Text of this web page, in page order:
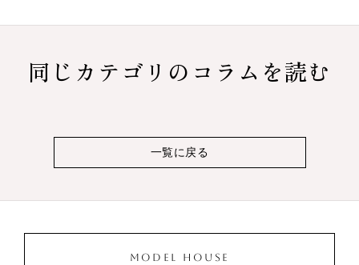
同じカテゴリのコラムを読む
一覧に戻る
MODEL HOUSE